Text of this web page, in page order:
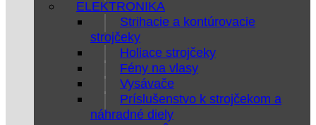
ELEKTRONIKA
Strihacie a kontúrovacie
strojčeky
Holiace strojčeky
Fény na vlasy
Vysávače
Príslušenstvo k strojčekom a
náhradné diely